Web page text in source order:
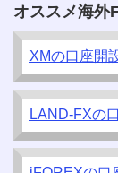
オススメ海外
XMの口座開
LAND-FXの